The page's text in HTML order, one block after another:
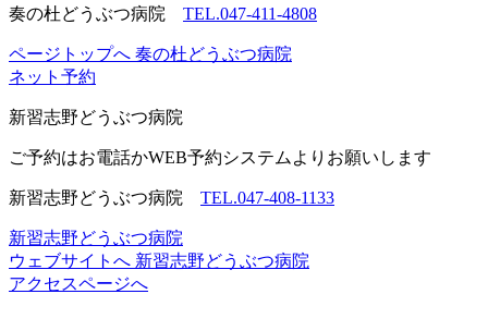
奏の杜どうぶつ病院 TEL.047-411-4808
ページトップへ 奏の杜どうぶつ病院
ネット予約
新習志野どうぶつ病院
ご予約はお電話かWEB予約システムよりお願いします
新習志野どうぶつ病院 TEL.047-408-1133
新習志野どうぶつ病院
ウェブサイトへ 新習志野どうぶつ病院
アクセスページへ